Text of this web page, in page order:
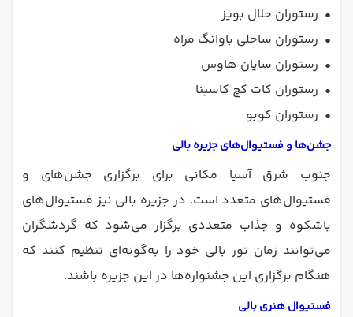
• رستوران حلال بویز
• رستوران ساحلی باوانگ مراه
• رستوران سایان هاوس
• رستوران کات کچ کاسینا
• رستوران کوبو
جشن‌ها و فستیوال‌های جزیره بالی
جنوب شرق آسیا مکانی برای برگزاری جشن‌های و
فستیوال‌های متعدد است. در جزیره بالی نیز فستیوال‌های
باشکوه و جذاب متعددی برگزار می‌شود که گردشگران
می‌توانند زمان تور بالی خود را به‌گونه‌ای تنظیم کنند که
هنگام برگزاری این جشنوار‌ه‌ها در این جزیره باشند.
فستیوال هنری بالی